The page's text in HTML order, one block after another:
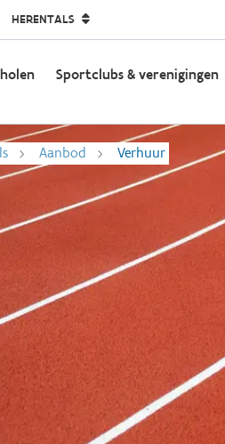
HERENTALS
Sportclubs & verenigingen
Aanbod Verhuur